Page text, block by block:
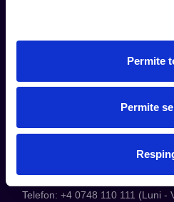
Permite
Permite
Politica Confidentialitate
Telefon: +4 0748 110 111 (Luni -